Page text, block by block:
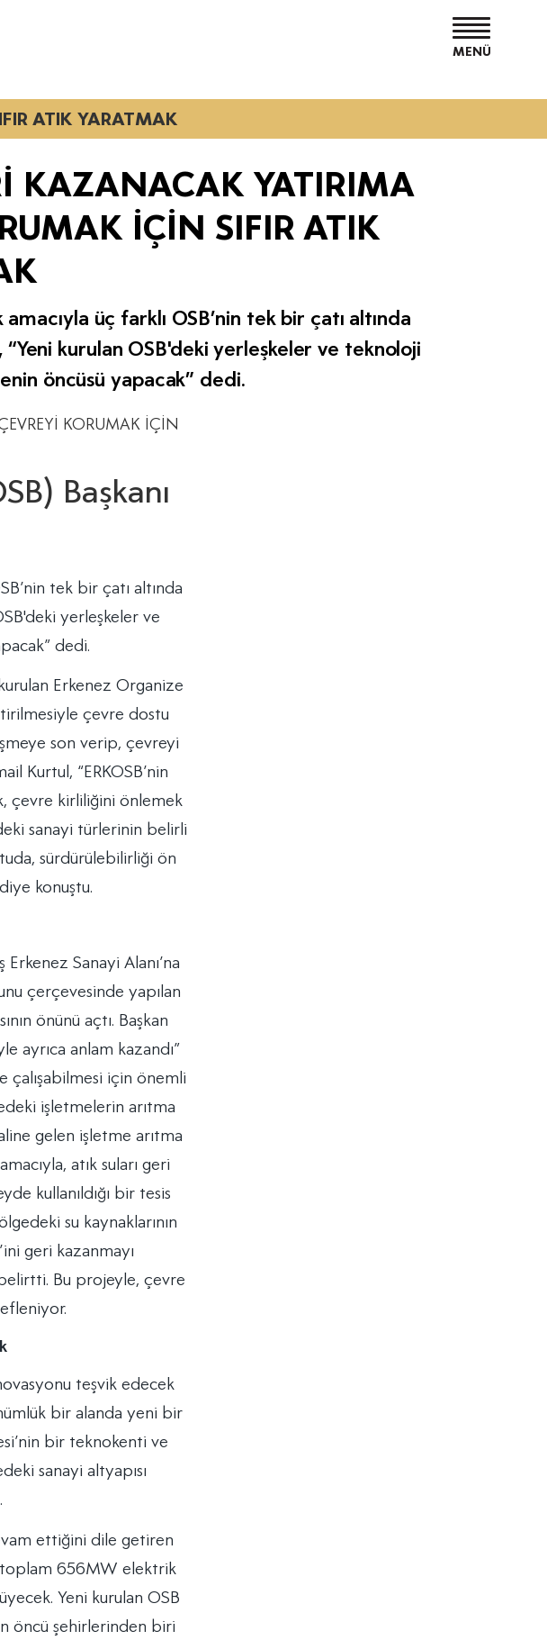
MENÜ
ATIK YARATMAK
KAZANACAK YATIRIMA
İÇİN SIFIR ATIK
üç farklı OSB’nin tek bir çatı altında
“Yeni kurulan OSB'deki yerleşkeler ve teknoloji
öncüsü yapacak” dedi.
Başkanı
tek bir çatı altında
yerleşkeler ve
dedi.
Erkenez Organize
çevre dostu
son verip, çevreyi
Kurtul, “ERKOSB’nin
çevre kirliliğini önlemek
sanayi türlerinin belirli
sürdürülebilirliği ön
konuştu.
Sanayi Alanı’na
çerçevesinde yapılan
önünü açtı. Başkan
ayrıca anlam kazandı”
çalışabilmesi için önemli
işletmelerin arıtma
gelen işletme arıtma
atık suları geri
kullanıldığı bir tesis
su kaynaklarının
geri kazanmayı
belirtti. Bu projeyle, çevre
teşvik edecek
bir alanda yeni bir
bir teknokenti ve
sanayi altyapısı
ettiğini dile getiren
toplam 656MW elektrik
Yeni kurulan OSB
öncü şehirlerinden biri